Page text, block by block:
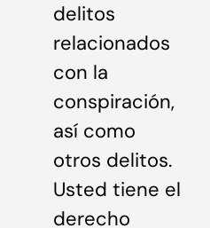
delitos
relacionados
con la
conspiración,
así como
otros delitos.
Usted tiene el
derecho